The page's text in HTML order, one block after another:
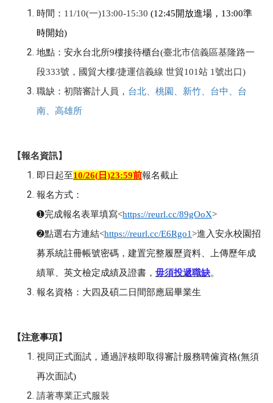
時間： 11/10(一)13:00-15:30 (12:45開放進場，13:00準
時開始)
地點：安永台北所9樓接待櫃台(臺北市信義區基隆路一
段333號，國貿大樓/捷運信義線 世貿101站 1號出口)
職缺：初階審計人員， 台北、桃園、新竹、台中、台
南、高雄所
【報名資訊】
即日起至10/26( 日)23:59前報名截止
報名方式：
➊完成報名表單填寫<https://reurl.cc/89gOoX>
➋點選右方連結<https://reurl.cc/E6Rgo1>進入安永校園招
募系統註冊帳號密碼，建置完整履歷資料、上傳歷年成
績單、英文檢定成績及證書， 毋須投遞職缺。
報名資格：大四及碩二日間部應屆畢業生
【注意事項】
視同正式面試，通過評核即取得審計服務聘僱資格(無須
再次面試)
請著專業正式服裝